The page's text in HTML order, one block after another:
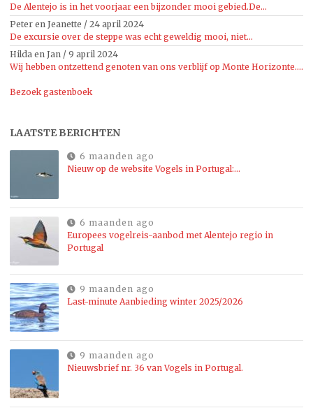
De Alentejo is in het voorjaar een bijzonder mooi gebied.De...
Peter en Jeanette / 24 april 2024
De excursie over de steppe was echt geweldig mooi, niet...
Hilda en Jan / 9 april 2024
Wij hebben ontzettend genoten van ons verblijf op Monte Horizonte....
Bezoek gastenboek
LAATSTE BERICHTEN
6 maanden ago
Nieuw op de website Vogels in Portugal:…
6 maanden ago
Europees vogelreis-aanbod met Alentejo regio in
Portugal
9 maanden ago
Last-minute Aanbieding winter 2025/2026
9 maanden ago
Nieuwsbrief nr. 36 van Vogels in Portugal.